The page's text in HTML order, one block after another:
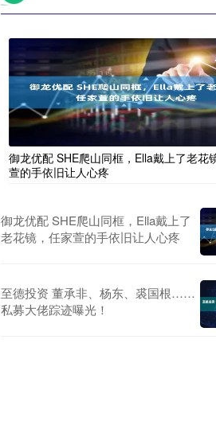
御龙优配 SHE爬山同框，Ella戴上了老花
萱的手依旧让人心疼
御龙优配 SHE爬山同框，Ella戴上了
老花镜，任家萱的手依旧让人心疼
至德投资 董承非、杨东、裘国根……
私募大佬踪迹曝光！